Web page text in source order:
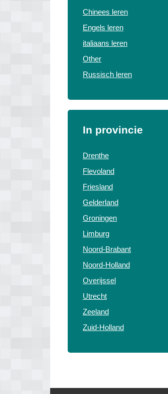
Chinees leren
Engels leren
italiaans leren
Other
Russisch leren
In provincie
Drenthe
Flevoland
Friesland
Gelderland
Groningen
Limburg
Noord-Brabant
Noord-Holland
Overijssel
Utrecht
Zeeland
Zuid-Holland